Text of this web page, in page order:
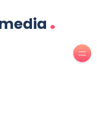
.